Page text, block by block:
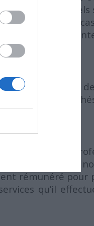
professionnels
écoute en
et
ou sur les prix
de frais
aussi des
Nous
rémunéré pour
qu’il